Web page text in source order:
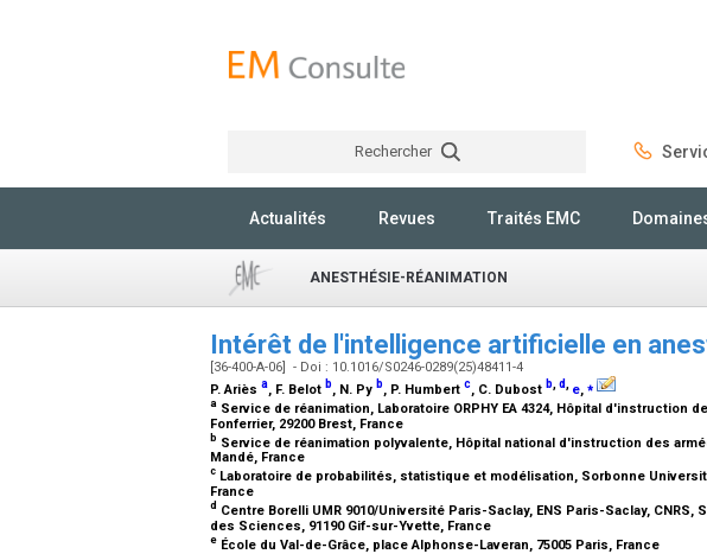
Rechercher
Actualités Revues Traités EMC
ANESTHÉSIE-RÉANIMATION
Intérêt de l'intelligence artificielle en
[36-400-A-06] - Doi : 10.1016/S0246-0289(25)48411-4
P. Ariès a, F. Belot b, N. Py b, P. Humbert c, C. Dubost b,d, e, ⁎
a Service de réanimation, Laboratoire ORPHY EA 4324, Hôpital d'instruction
Fonferrier, 29200 Brest, France
b Service de réanimation polyvalente, Hôpital national d'instruction des
Mandé, France
c Laboratoire de probabilités, statistique et modélisation, Sorbonne
France
d Centre Borelli UMR 9010/Université Paris-Saclay, ENS Paris-Saclay,
des Sciences, 91190 Gif-sur-Yvette, France
e École du Val-de-Grâce, place Alphonse-Laveran, 75005 Paris, France